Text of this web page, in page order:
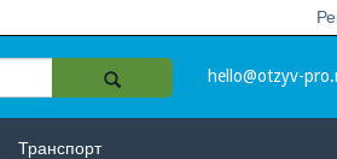
hello@otzyv-
Транспорт